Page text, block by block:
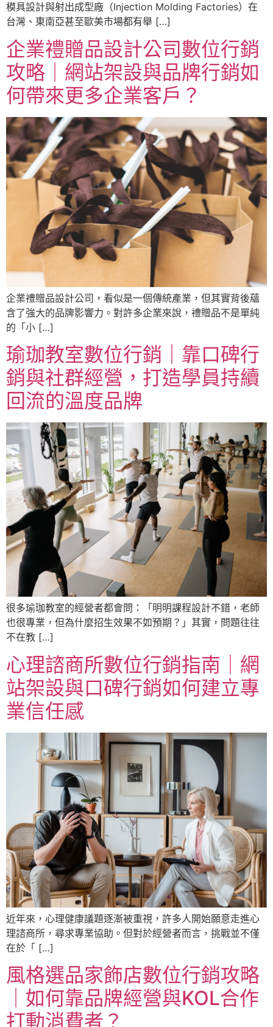
模具設計與射出成型廠（Injection Molding Factories）在
台灣、東南亞甚至歐美市場都有舉 […]
企業禮贈品設計公司數位行銷
攻略｜網站架設與品牌行銷如
何帶來更多企業客戶？
企業禮贈品設計公司，看似是一個傳統產業，但其實背後蘊
含了強大的品牌影響力。對許多企業來說，禮贈品不是單純
的「小 […]
瑜珈教室數位行銷｜靠口碑行
銷與社群經營，打造學員持續
回流的溫度品牌
很多瑜珈教室的經營者都會問：「明明課程設計不錯，老師
也很專業，但為什麼招生效果不如預期？」其實，問題往往
不在教 […]
心理諮商所數位行銷指南｜網
站架設與口碑行銷如何建立專
業信任感
近年來，心理健康議題逐漸被重視，許多人開始願意走進心
理諮商所，尋求專業協助。但對於經營者而言，挑戰並不僅
在於「 […]
風格選品家飾店數位行銷攻略
｜如何靠品牌經營與KOL合作
打動消費者？